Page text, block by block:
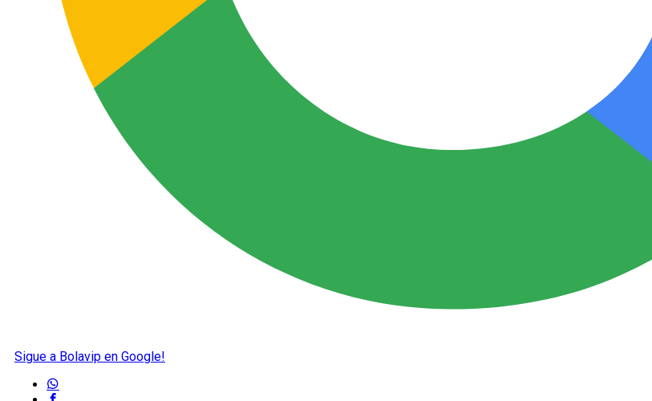
Sigue a Bolavip en Google!